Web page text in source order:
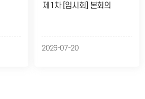
제1차 [임시회] 본회의
2026-07-20